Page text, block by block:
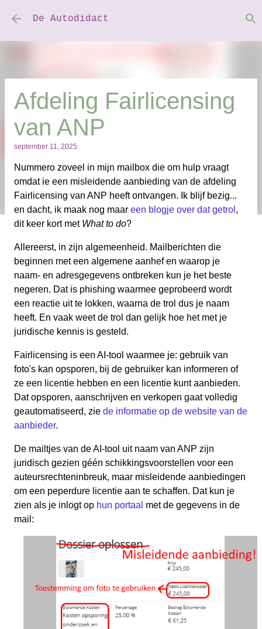
Doorgaan naar hoofdcontent
De Autodidact
Afdeling Fairlicensing
van ANP
september 11, 2025
Nummero zoveel in mijn mailbox die om hulp vraagt
omdat ie een misleidende aanbieding van de afdeling
Fairlicensing van ANP heeft ontvangen. Ik blijf bezig...
en dacht, ik maak nog maar een blogje over dat getrol ,
dit keer kort met What to do?
Allereerst, in zijn algemeenheid. Mailberichten die
beginnen met een algemene aanhef en waarop je
naam- en adresgegevens ontbreken kun je het beste
negeren. Dat is phishing waarmee geprobeerd wordt
een reactie uit te lokken, waarna de trol dus je naam
heeft. En vaak weet de trol dan gelijk hoe het met je
juridische kennis is gesteld.
Fairlicensing is een AI-tool waarmee je: gebruik van
foto's kan opsporen, bij de gebruiker kan informeren of
ze een licentie hebben en een licentie kunt aanbieden.
Dat opsporen, aanschrijven en verkopen gaat volledig
geautomatiseerd, zie de informatie op de website van de
aanbieder.
De mailtjes van de AI-tool uit naam van ANP zijn
juridisch gezien géén schikkingsvoorstellen voor een
auteursrechteninbreuk, maar misleidende aanbiedingen
om een peperdure licentie aan te schaffen. Dat kun je
zien als je inlogt op hun portaal met de gegevens in de
mail: